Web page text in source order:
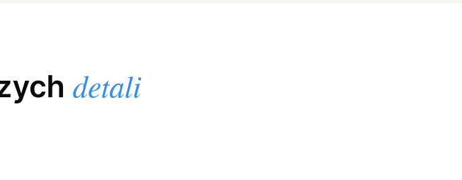
detali